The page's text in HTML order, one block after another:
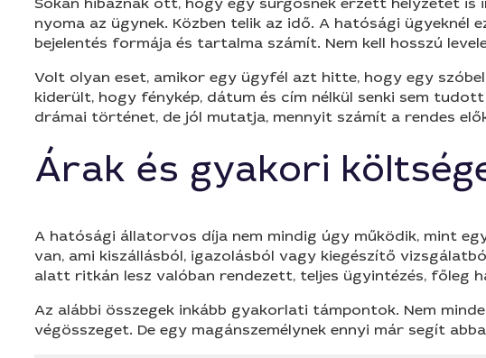
nyoma az ügynek. Közben telik az idő. A hatósági
bejelentés formája és tartalma számít. Nem kell hosszú
Volt olyan eset, amikor egy ügyfél azt hitte, hogy egy
kiderült, hogy fénykép, dátum és cím nélkül senki sem
drámai történet, de jól mutatja, mennyit számít a rendes
Árak és gyakori
A hatósági állatorvos díja nem mindig úgy működik, mint
van, ami kiszállásból, igazolásból vagy kiegészítő
alatt ritkán lesz valóban rendezett, teljes ügyintézés, főleg
Az alábbi összegek inkább gyakorlati támpontok. Nem
végösszeget. De egy magánszemélynek ennyi már segít